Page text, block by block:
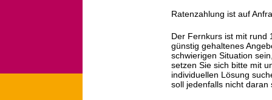
Ratenzahlung ist auf
Der Fernkurs ist mit rund
günstig gehaltenes
schwierigen Situation
setzen Sie sich bitte mit
individuellen Lösung
soll jedenfalls nicht daran